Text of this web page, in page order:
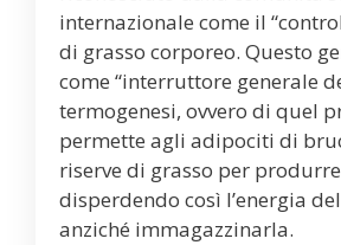
internazionale come il
di grasso corporeo. Questo
come “interruttore generale
termogenesi, ovvero di quel
permette agli adipociti di
riserve di grasso per
disperdendo così l’energia
anziché immagazzinarla.